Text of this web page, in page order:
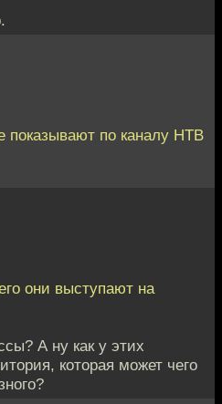
показывают по каналу НТВ
они выступают на
А ну как у этих
которая может чего